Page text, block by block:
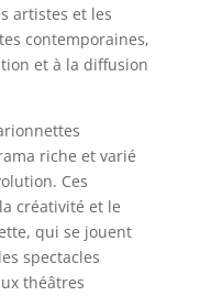
artistes et les
contemporaines,
et à la diffusion
riche et varié
Ces
créativité et le
qui se jouent
spectacles
théâtres